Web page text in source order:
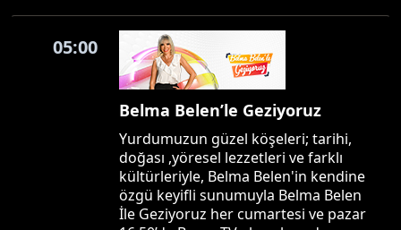
05:00
Belma Belen’le Geziyoruz
Yurdumuzun güzel köşeleri; tarihi,
doğası ,yöresel lezzetleri ve farklı
kültürleriyle, Belma Belen'in kendine
özgü keyifli sunumuyla Belma Belen
İle Geziyoruz her cumartesi ve pazar